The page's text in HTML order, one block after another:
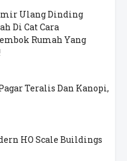
Ulang Dinding
Di Cat Cara
Rumah Yang
Teralis Dan Kanopi,
HO Scale Buildings